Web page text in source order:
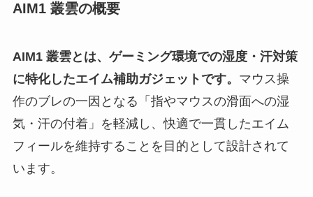
AIM1 叢雲の概要
AIM1 叢雲とは、ゲーミング環境での湿度・汗対策
に特化したエイム補助ガジェットです。 マウス操
作のブレの一因となる「指やマウスの滑面への湿
気・汗の付着」を軽減し、快適で一貫したエイム
フィールを維持することを目的として設計されて
います。